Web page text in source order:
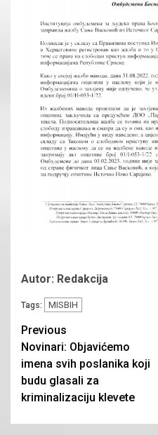
Autor: Redakcija
Tags: MISBIH
Continue
Reading
Previous
Novinari: Objavićemo
imena svih poslanika koji
budu glasali za
kriminalizaciju klevete